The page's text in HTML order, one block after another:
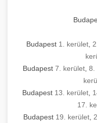
Budapest 1. kerület
Budapest 7. kerület, 8.
Budapest 13. kerület
17.
Budapest 19. kerület